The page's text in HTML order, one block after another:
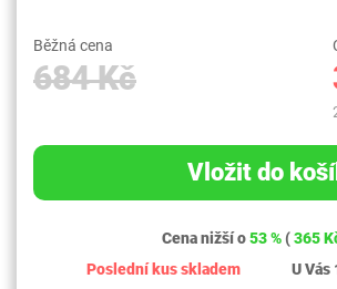
Běžná cena
684 Kč
Vložit do
Cena nižší o53 %(365
Poslední kus skladem
U Vás